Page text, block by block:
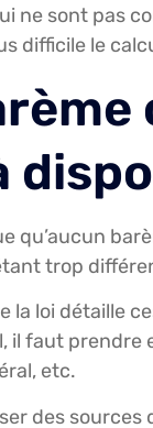
ne sont pas
difficile le
qu’aucun
trop
la loi détaille
il faut prendre
etc.
des